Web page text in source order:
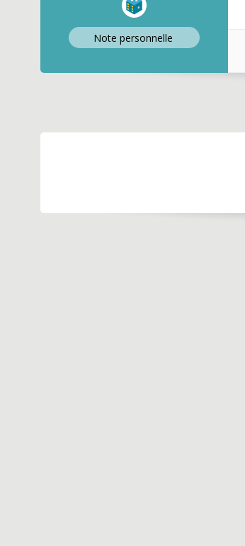
Note personnelle